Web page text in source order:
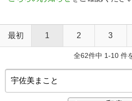
最初 1 2 3
全62件中 1-10 件